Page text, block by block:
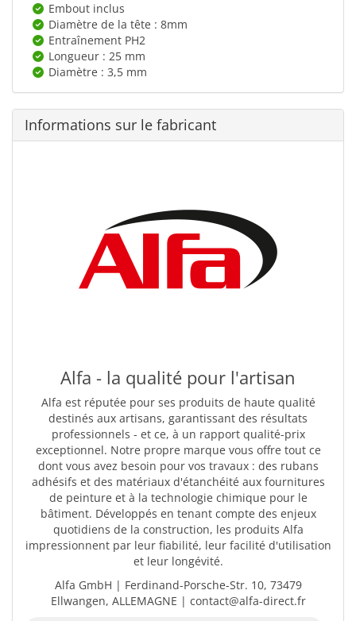
Embout inclus
Diamètre de la tête : 8mm
Entraînement PH2
Longueur : 25 mm
Diamètre : 3,5 mm
Informations sur le fabricant
Alfa - la qualité pour l'artisan
Alfa est réputée pour ses produits de haute qualité
destinés aux artisans, garantissant des résultats
professionnels - et ce, à un rapport qualité-prix
exceptionnel. Notre propre marque vous offre tout ce
dont vous avez besoin pour vos travaux : des rubans
adhésifs et des matériaux d'étanchéité aux fournitures
de peinture et à la technologie chimique pour le
bâtiment. Développés en tenant compte des enjeux
quotidiens de la construction, les produits Alfa
impressionnent par leur fiabilité, leur facilité d'utilisation
et leur longévité.
Alfa GmbH | Ferdinand-Porsche-Str. 10, 73479
Ellwangen, ALLEMAGNE | contact@alfa-direct.fr